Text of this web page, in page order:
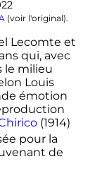
(voir l'original).
Lecomte et
qui, avec
le milieu
Louis
émotion
(1914)
pour la
de